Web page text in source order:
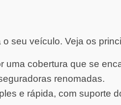
seu veículo. Veja os
uma cobertura que se
renomadas.
e rápida, com suporte